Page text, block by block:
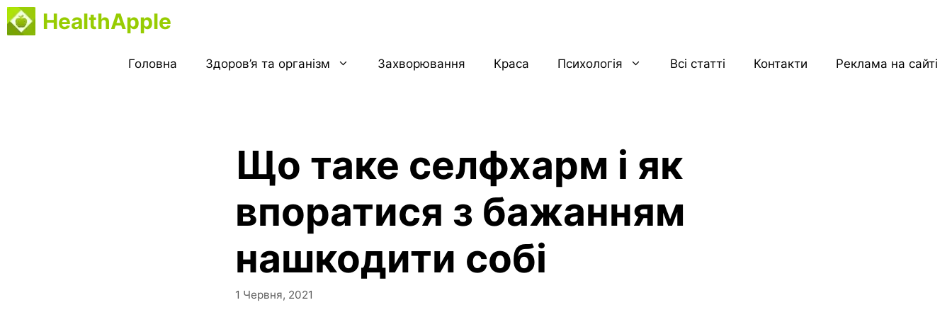
Перейти
до
HealthApple
Головна Здоров’я та організм Захворювання Краса Психологія Всі статті Контакти Реклама на сайті
Що таке селфхарм і як
впоратися з бажанням
нашкодити собі
1 Червня, 2021